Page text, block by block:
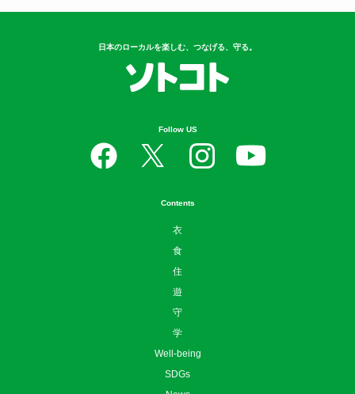
日本のローカルを楽しむ、つなげる、守る。
Follow US
Contents
衣
食
住
遊
守
学
Well-being
SDGs